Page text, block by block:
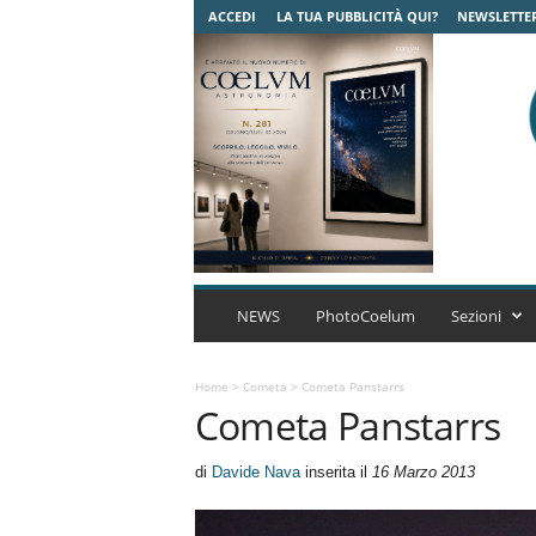
ACCEDI LA TUA PUBBLICITÀ QUI?
C
A
r
NEWS PhotoCoelum Sezioni
Home > Cometa > Cometa Panstarrs
Cometa Panstarrs
di Davide Navainserita il 16 Marzo 2013